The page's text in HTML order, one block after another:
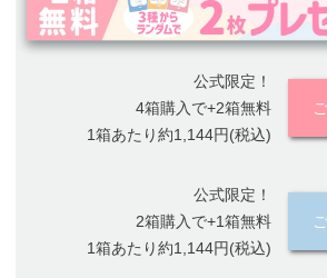
公式限定！
4箱購入で+2箱無料
1箱あたり約1,144円(税込)
公式限定！
2箱購入で+1箱無料
1箱あたり約1,144円(税込)